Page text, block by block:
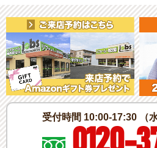
受付時間 10:00-17:30 （